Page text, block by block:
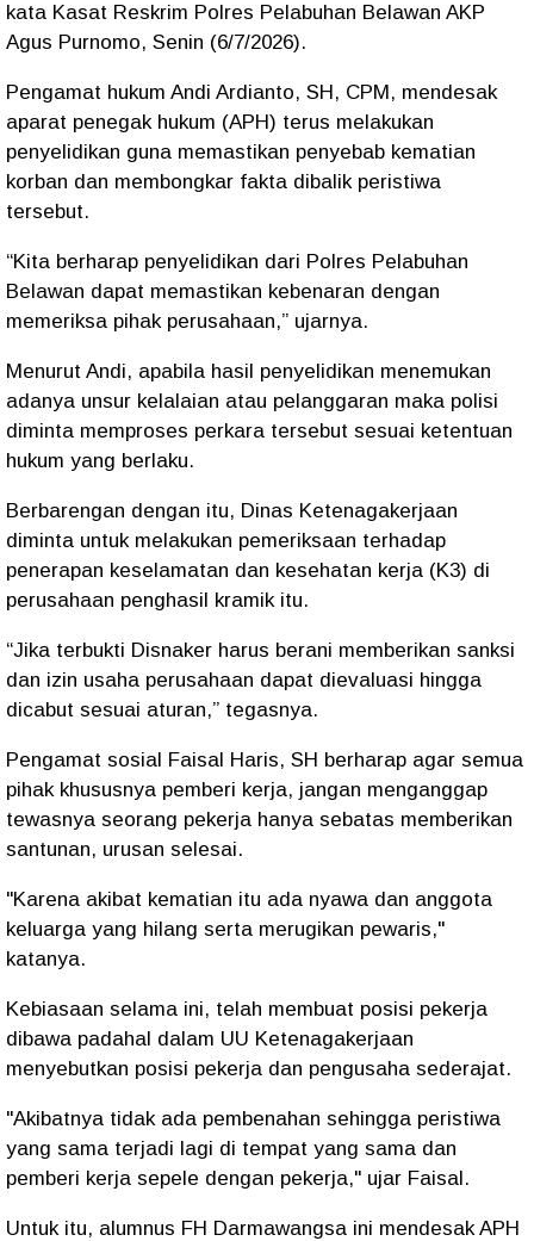
kata Kasat Reskrim Polres Pelabuhan Belawan AKP
Agus Purnomo, Senin (6/7/2026).
Pengamat hukum Andi Ardianto, SH, CPM, mendesak
aparat penegak hukum (APH) terus melakukan
penyelidikan guna memastikan penyebab kematian
korban dan membongkar fakta dibalik peristiwa
tersebut.
“Kita berharap penyelidikan dari Polres Pelabuhan
Belawan dapat memastikan kebenaran dengan
memeriksa pihak perusahaan,” ujarnya.
Menurut Andi, apabila hasil penyelidikan menemukan
adanya unsur kelalaian atau pelanggaran maka polisi
diminta memproses perkara tersebut sesuai ketentuan
hukum yang berlaku.
Berbarengan dengan itu, Dinas Ketenagakerjaan
diminta untuk melakukan pemeriksaan terhadap
penerapan keselamatan dan kesehatan kerja (K3) di
perusahaan penghasil kramik itu.
“Jika terbukti Disnaker harus berani memberikan sanksi
dan izin usaha perusahaan dapat dievaluasi hingga
dicabut sesuai aturan,” tegasnya.
Pengamat sosial Faisal Haris, SH berharap agar semua
pihak khususnya pemberi kerja, jangan menganggap
tewasnya seorang pekerja hanya sebatas memberikan
santunan, urusan selesai.
"Karena akibat kematian itu ada nyawa dan anggota
keluarga yang hilang serta merugikan pewaris,"
katanya.
Kebiasaan selama ini, telah membuat posisi pekerja
dibawa padahal dalam UU Ketenagakerjaan
menyebutkan posisi pekerja dan pengusaha sederajat.
"Akibatnya tidak ada pembenahan sehingga peristiwa
yang sama terjadi lagi di tempat yang sama dan
pemberi kerja sepele dengan pekerja," ujar Faisal.
Untuk itu, alumnus FH Darmawangsa ini mendesak APH